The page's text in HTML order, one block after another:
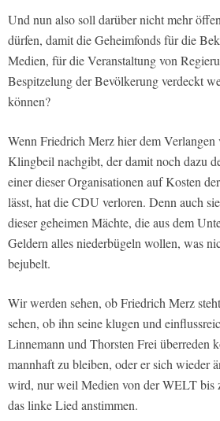
Und nun also soll darüber nicht mehr
dürfen, damit die Geheimfonds für die
Medien, für die Veranstaltung von
Bespitzelung der Bevölkerung verdeckt
können?
Wenn Friedrich Merz hier dem
Klingbeil nachgibt, der damit noch dazu
einer dieser Organisationen auf Kosten
lässt, hat die CDU verloren. Denn auch
dieser geheimen Mächte, die aus dem
Geldern alles niederbügeln wollen, was
bejubelt.
Wir werden sehen, ob Friedrich Merz
sehen, ob ihn seine klugen und
Linnemann und Thorsten Frei überreden
mannhaft zu bleiben, oder er sich wieder
wird, nur weil Medien von der WELT
das linke Lied anstimmen.